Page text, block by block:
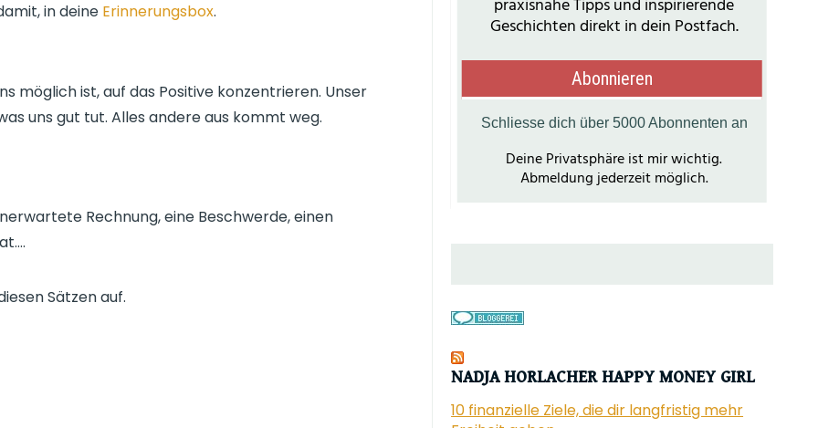
in deine Erinnerungsbox.
möglich ist, auf das Positive konzentrieren. Unser
uns gut tut. Alles andere aus kommt weg.
Rechnung, eine Beschwerde, einen
Sätzen auf.
NADJA HORLACHER HAPPY MONEY GIRL
10 finanzielle Ziele, die dir langfristig mehr